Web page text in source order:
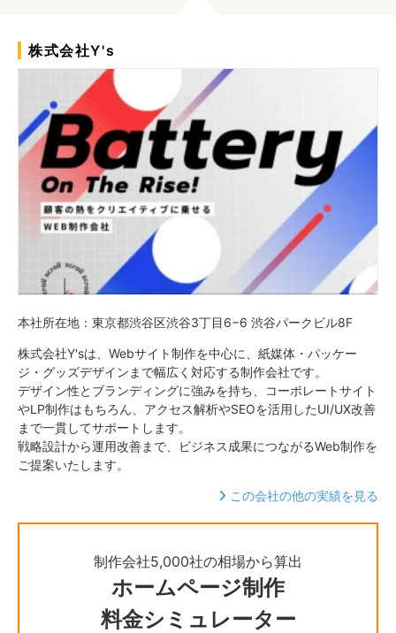
株式会社Y's
本社所在地：東京都渋谷区渋谷3丁目6−6 渋谷パークビル8F
株式会社Y'sは、Webサイト制作を中心に、紙媒体・パッケー
ジ・グッズデザインまで幅広く対応する制作会社です。
デザイン性とブランディングに強みを持ち、コーポレートサイト
やLP制作はもちろん、アクセス解析やSEOを活用したUI/UX改善
まで一貫してサポートします。
戦略設計から運用改善まで、ビジネス成果につながるWeb制作を
ご提案いたします。
この会社の他の実績を見る
制作会社5,000社の相場から算出
ホームページ制作
料金シミュレーター